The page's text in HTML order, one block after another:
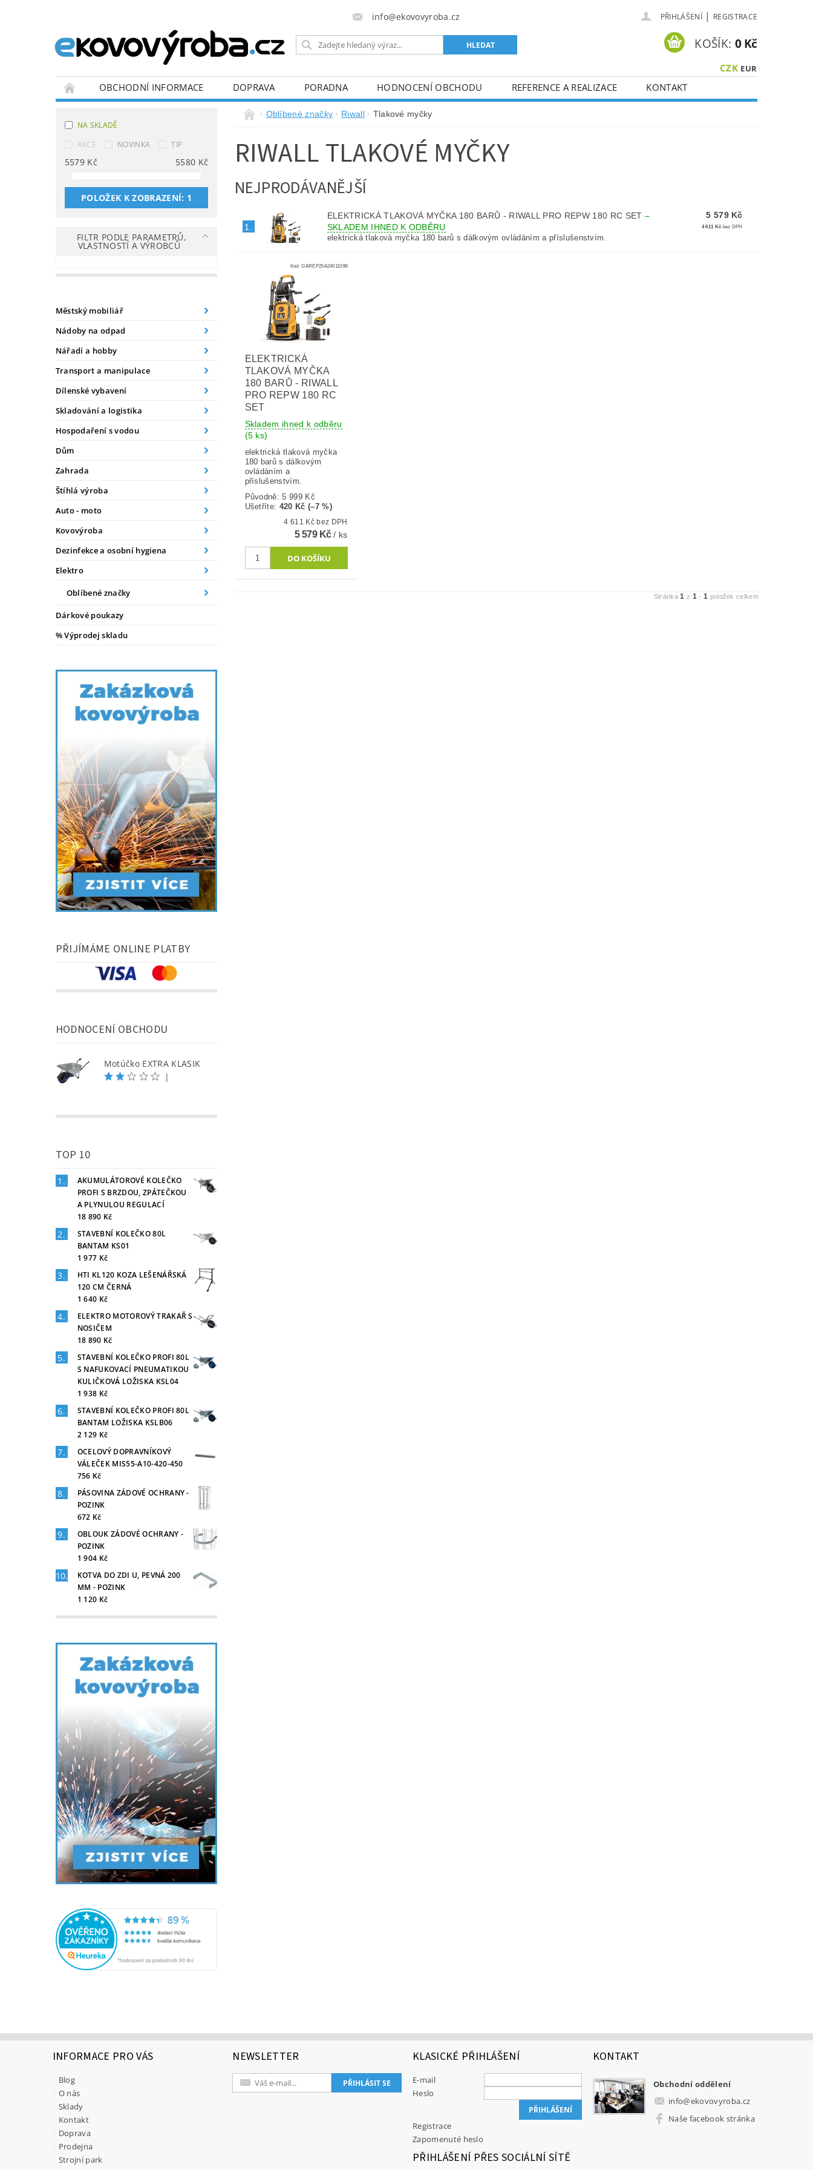
info@ekovovyroba.cz PŘIHLÁŠENÍ | REGISTRACE
CZK EUR
KOŠÍK: 0 Kč
OBCHODNÍ INFORMACE DOPRAVA PORADNA HODNOCENÍ OBCHODU REFERENCE A REALIZACE
KONTAKT
NA SKLADĚ
AKCE
NOVINKA TIP
5579 Kč 5580 Kč
POLOŽEK K ZOBRAZENÍ: 1
FILTR PODLE PARAMETRŮ,
VLASTNOSTÍ A VÝROBCŮ
Městský mobiliář
Nádoby na odpad
Nářadí a hobby
Transport a manipulace
Dílenské vybavení
Skladování a logistika
Hospodaření s vodou
Dům
Zahrada
Štíhlá výroba
Auto - moto
Kovovýroba
Dezinfekce a osobní hygiena
Elektro
Oblíbené značky
Dárkové poukazy
% Výprodej skladu
PŘIJÍMÁME ONLINE PLATBY
HODNOCENÍ OBCHODU
Motúčko EXTRA KLASIK
|
TOP 10
AKUMULÁTOROVÉ KOLEČKO
PROFI S BRZDOU, ZPÁTEČKOU
A PLYNULOU REGULACÍ
18 890 Kč
STAVEBNÍ KOLEČKO 80L
BANTAM KS01
1 977 Kč
HTI KL120 KOZA LEŠENÁŘSKÁ
120 CM ČERNÁ
1 640 Kč
ELEKTRO MOTOROVÝ TRAKAŘ S
NOSIČEM
18 890 Kč
STAVEBNÍ KOLEČKO PROFI 80L
S NAFUKOVACÍ PNEUMATIKOU
KULIČKOVÁ LOŽISKA KSL04
1 938 Kč
STAVEBNÍ KOLEČKO PROFI 80L
BANTAM LOŽISKA KSLB06
2 129 Kč
OCELOVÝ DOPRAVNÍKOVÝ
VÁLEČEK MIS55-A10-420-450
756 Kč
PÁSOVINA ZÁDOVÉ OCHRANY -
POZINK
672 Kč
OBLOUK ZÁDOVÉ OCHRANY -
POZINK
1 904 Kč
KOTVA DO ZDI U, PEVNÁ 200
MM - POZINK
1 120 Kč
Oblíbené značky Riwall Tlakové myčky
RIWALL TLAKOVÉ MYČKY
NEJPRODÁVANĚJŠÍ
1.
ELEKTRICKÁ TLAKOVÁ MYČKA 180 BARŮ - RIWALL PRO REPW 180 RC SET –
SKLADEM IHNED K ODBĚRU
elektrická tlaková myčka 180 barů s dálkovým ovládáním a příslušenstvím.
5 579 Kč
4 611 Kč bez DPH
Kód:GAREP25A2401109B
ELEKTRICKÁ
TLAKOVÁ MYČKA
180 BARŮ - RIWALL
PRO REPW 180 RC
SET
Skladem ihned k odběru
(5 ks)
elektrická tlaková myčka
180 barů s dálkovým
ovládáním a
příslušenstvím.
Původně:5 999 Kč
Ušetříte: 420 Kč (–7 %)
4 611 Kč bez DPH
5 579 Kč/ ks
Stránka1 z 1 - 1 položek celkem
INFORMACE PRO VÁS
Blog
O nás
Sklady
Kontakt
Doprava
Prodejna
Strojní park
NEWSLETTER KLASICKÉ PŘIHLÁŠENÍ
E-mail
Heslo
Registrace
Zapomenuté heslo
PŘIHLÁŠENÍ PŘES SOCIÁLNÍ SÍTĚ
KONTAKT
Obchodní oddělení
info@ekovovyroba.cz
Naše facebook stránka